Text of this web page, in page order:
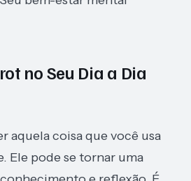
no Seu Dia a Dia
aquela coisa que você usa
Ele pode se tornar uma